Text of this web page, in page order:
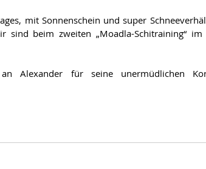
mit Sonnenschein und super
sind beim zweiten „Moadla-Schitraining“ im
Alexander für seine unermüdlichen